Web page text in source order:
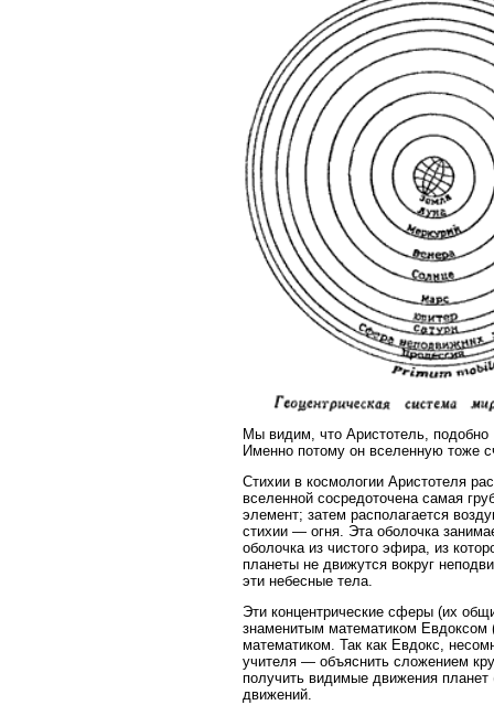
Мы видим, что Аристотель, подобно
Именно потому он вселенную тоже
Стихии в космологии Аристотеля
вселенной сосредоточена самая
элемент; затем располагается
стихии — огня. Эта оболочка
оболочка из чистого эфира, из
планеты не движутся вокруг
эти небесные тела.
Эти концентрические сферы (их
знаменитым математиком
математиком. Так как Евдокс,
учителя — объяснить сложением
получить видимые движения
движений.